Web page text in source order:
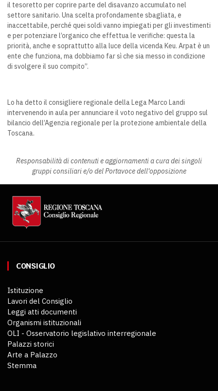
il tesoretto per coprire parte del disavanzo accumulato nel
settore sanitario. Una scelta profondamente sbagliata, e
inaccettabile, perché quei soldi vanno impiegati per gli investimenti
e per potenziare l’organico che effettua le verifiche: questa la
priorità, anche e soprattutto alla luce della vicenda Keu. Arpat è un
ente che funziona, ma dobbiamo far sì che sia messo in condizione
di svolgere il suo compito”.
Lo ha detto il consigliere regionale della Lega Marco Landi
intervenendo in aula per annunciare il voto negativo del gruppo sul
bilancio dell’Agenzia regionale per la protezione ambientale della
Toscana.
Responsabilità di contenuti e aggiornamenti a cura dei singoli
gruppi consiliari e/o del Portavoce dell'opposizione
CONSIGLIO
Istituzione
Lavori del Consiglio
Leggi atti documenti
Organismi istituzionali
OLI - Osservatorio legislativo interregionale
Palazzi storici
Arte a Palazzo
Stemma